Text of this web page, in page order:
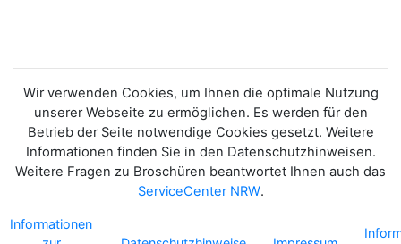
Wir verwenden Cookies, um Ihnen die optimale Nutzung
unserer Webseite zu ermöglichen. Es werden für den
Betrieb der Seite notwendige Cookies gesetzt. Weitere
Informationen finden Sie in den Datenschutzhinweisen.
Weitere Fragen zu Broschüren beantwortet Ihnen auch das
ServiceCenter NRW.
Informationen